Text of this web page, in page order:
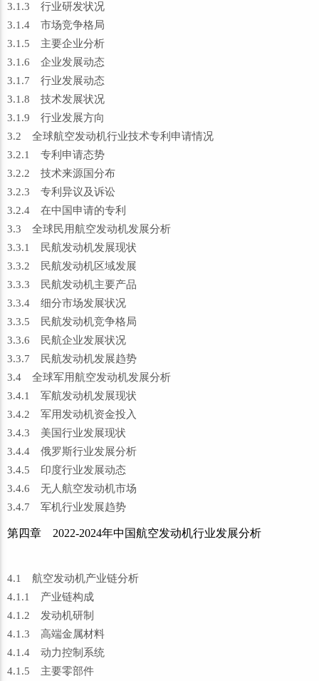
3.1.3 行业研发状况
3.1.4 市场竞争格局
3.1.5 主要企业分析
3.1.6 企业发展动态
3.1.7 行业发展动态
3.1.8 技术发展状况
3.1.9 行业发展方向
3.2 全球航空发动机行业技术专利申请情况
3.2.1 专利申请态势
3.2.2 技术来源国分布
3.2.3 专利异议及诉讼
3.2.4 在中国申请的专利
3.3 全球民用航空发动机发展分析
3.3.1 民航发动机发展现状
3.3.2 民航发动机区域发展
3.3.3 民航发动机主要产品
3.3.4 细分市场发展状况
3.3.5 民航发动机竞争格局
3.3.6 民航企业发展状况
3.3.7 民航发动机发展趋势
3.4 全球军用航空发动机发展分析
3.4.1 军航发动机发展现状
3.4.2 军用发动机资金投入
3.4.3 美国行业发展现状
3.4.4 俄罗斯行业发展分析
3.4.5 印度行业发展动态
3.4.6 无人航空发动机市场
3.4.7 军机行业发展趋势
第四章 2022-2024年中国航空发动机行业发展分析
4.1 航空发动机产业链分析
4.1.1 产业链构成
4.1.2 发动机研制
4.1.3 高端金属材料
4.1.4 动力控制系统
4.1.5 主要零部件